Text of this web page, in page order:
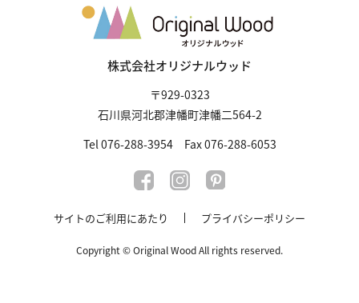
株式会社オリジナルウッド
〒929-0323
石川県河北郡津幡町津幡二564-2
Tel 076-288-3954 Fax 076-288-6053
サイトのご利用にあたり プライバシーポリシー
Copyright © Original Wood All rights reserved.